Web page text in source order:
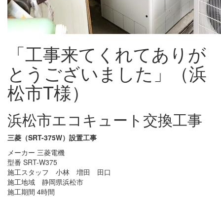
「工事来てくれてありが
とうございました」（浜
松市T様）
浜松市エコキュート交換工事
三菱（SRT-375W）設置工事
メーカー 三菱電機
型番 SRT-W375
施工スタッフ 小林 増田 田口
施工地域 静岡県浜松市
施工期間 4時間